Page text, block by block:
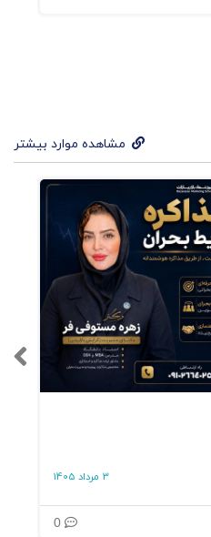
مشاهده موارد بیشتر
3 مرداد 1405